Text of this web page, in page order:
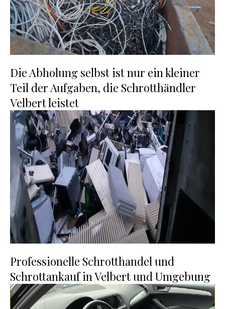
Die Abholung selbst ist nur ein kleiner
Teil der Aufgaben, die Schrotthändler
Velbert leistet
Professionelle Schrotthandel und
Schrottankauf in Velbert und Umgebung